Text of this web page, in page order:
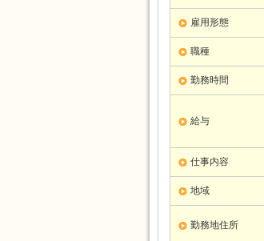
雇用形態
職種
勤務時間
給与
仕事内容
地域
勤務地住所